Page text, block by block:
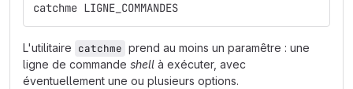
catchme LIGNE_COMMANDES
L'utilitaire catchme prend au moins un paramêtre : une
ligne de commande shell à exécuter, avec
éventuellement une ou plusieurs options.